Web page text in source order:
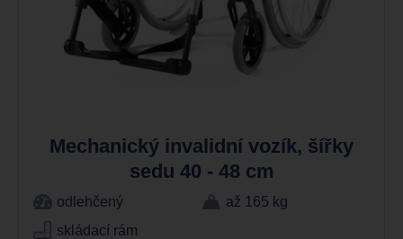
Mechanický invalidní vozík, šířky
sedu 40 - 48 cm
odlehčený
až 165 kg
skládací rám